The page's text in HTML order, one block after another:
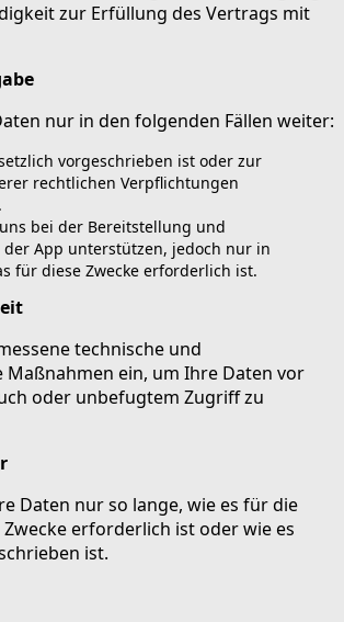
zur Erfüllung des Vertrags mit
nur in den folgenden Fällen weiter:
vorgeschrieben ist oder zur
rechtlichen Verpflichtungen
bei der Bereitstellung und
der App unterstützen, jedoch nur in
für diese Zwecke erforderlich ist.
technische und
ein, um Ihre Daten vor
oder unbefugtem Zugriff zu
Daten nur so lange, wie es für die
erforderlich ist oder wie es
ist.